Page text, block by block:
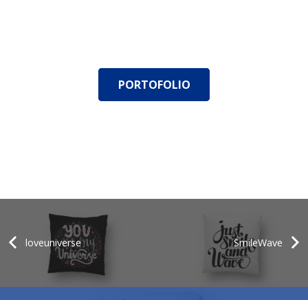
PORTOFOLIO
loveuniverse SmileWave